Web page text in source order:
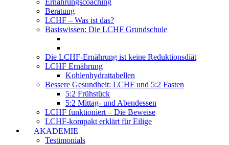
Beratung
LCHF – Was ist das?
Basiswissen: Die LCHF Grundschule
Die LCHF-Ernährung ist keine Reduktionsdiät
LCHF Ernährung
Kohlenhydrattabellen
Bessere Gesundheit: LCHF und 5:2 Fasten
5:2 Frühstück
5:2 Mittag- und Abendessen
LCHF funktioniert – Die Beweise
LCHF-kompakt erklärt für Eilige
AKADEMIE
Testimonials